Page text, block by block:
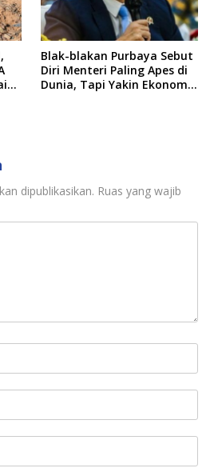
Blak-blakan Purbaya Sebut
Diri Menteri Paling Apes di
Dunia, Tapi Yakin Ekonomi
dipublikasikan. Ruas yang wajib